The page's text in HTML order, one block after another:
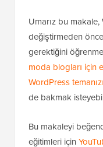
Umarız bu makale,
değiştirmeden
gerektiğini
moda blogları için
WordPress
de bakmak
Bu makaleyi
eğitimleri için